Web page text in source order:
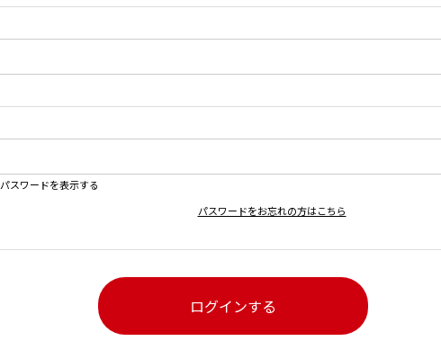
パスワードを表示する
パスワードをお忘れの方はこちら